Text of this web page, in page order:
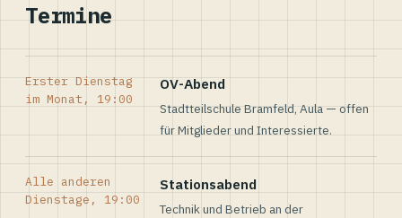
Termine
Erster Dienstag
im Monat, 19:00
OV-Abend
Stadtteilschule Bramfeld, Aula — offen
für Mitglieder und Interessierte.
Alle anderen
Dienstage, 19:00
Stationsabend
Technik und Betrieb an der